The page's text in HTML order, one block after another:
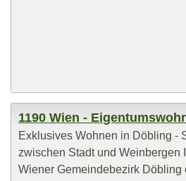
1190 Wien -
Exklusives Wohnen in Döbling -
zwischen Stadt und Weinbergen
Wiener Gemeindebezirk Döbling